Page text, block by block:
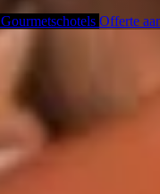
Gourmetschotels Offerte